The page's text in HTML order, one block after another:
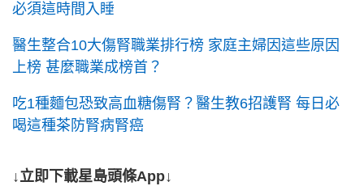
必須這時間入睡
醫生整合10大傷腎職業排行榜 家庭主婦因這些原因
上榜 甚麼職業成榜首？
吃1種麵包恐致高血糖傷腎？醫生教6招護腎 每日必
喝這種茶防腎病腎癌
↓立即下載星島頭條App↓